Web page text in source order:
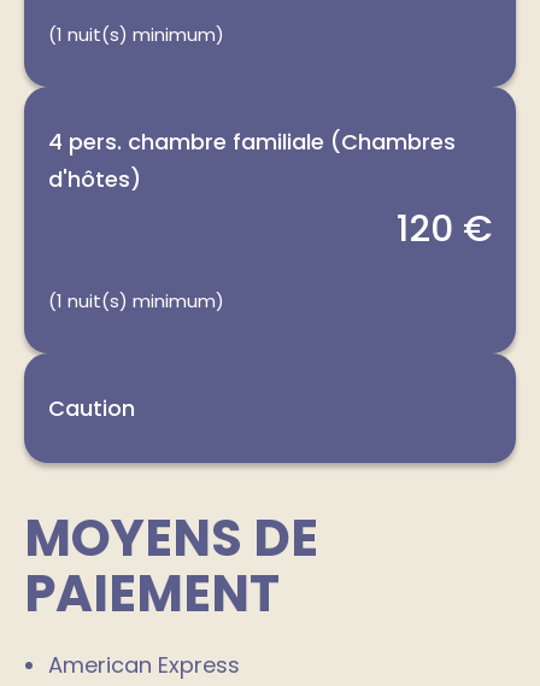
(1 nuit(s) minimum)
4 pers. chambre familiale (Chambres
d'hôtes)
(1 nuit(s) minimum)
120 €
Caution
MOYENS DE
PAIEMENT
American Express